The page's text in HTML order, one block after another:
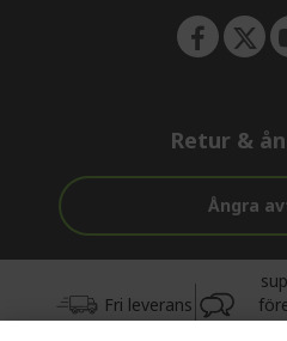
Retur &
Ångra
Fri leverans